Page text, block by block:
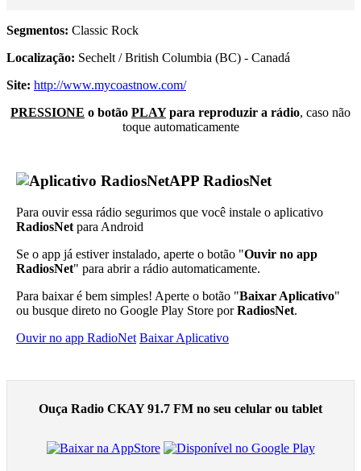
Segmentos: Classic Rock
Localização: Sechelt / British Columbia (BC) - Canadá
Site: http://www.mycoastnow.com/
PRESSIONE o botão PLAYpara reproduzir a rádio, caso não
toque automaticamente
APP RadiosNet
Para ouvir essa rádio segurimos que você instale o aplicativo
RadiosNet para Android
Se o app já estiver instalado, aperte o botão "Ouvir no app
RadiosNet" para abrir a rádio automaticamente.
Para baixar é bem simples! Aperte o botão "Baixar Aplicativo"
ou busque direto no Google Play Store porRadiosNet.
Ouvir no app RadioNet Baixar Aplicativo
Ouça Radio CKAY 91.7 FM no seu celular ou tablet